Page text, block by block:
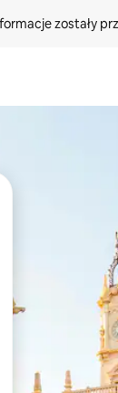
zostały